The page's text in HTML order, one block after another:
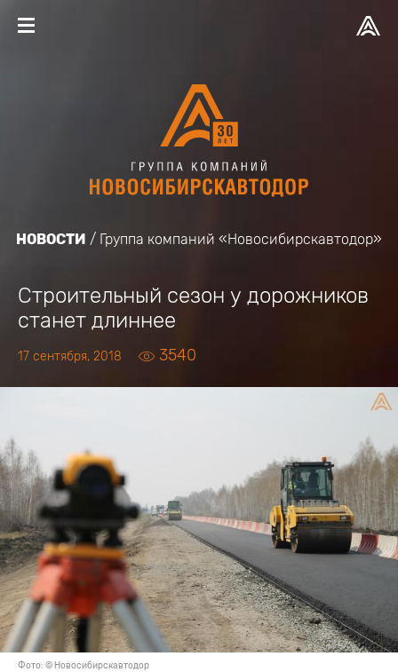
НОВОСТИ Группа компаний «Новосибирскавтодор»
Строительный сезон у дорожников
станет длиннее
17 сентября, 2018 3540
Фото: © Новосибирскавтодор